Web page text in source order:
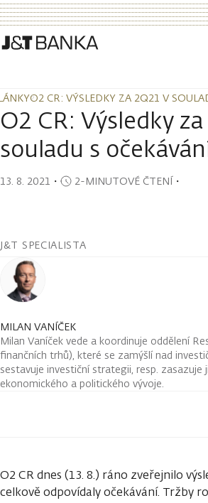
O2 CR: VÝSLEDKY ZA 2Q21 V
O2 CR: VÝSLEDKY ZA 2Q21 V
O2 CR: Výsledky
souladu s
13. 8. 2021 ・ 2-MINUTOVÉ ČTENÍ・
J&T SPECIALISTA
MILAN VANÍČEK
Milan Vaníček vede a koordinuje oddělení
finančních trhů), které se zamýšlí nad
sestavuje investiční strategii, resp. zasazuje
ekonomického a politického vývoje.
O2 CR dnes (13. 8.) ráno zveřejnilo
celkově odpovídaly očekávání. Tržby